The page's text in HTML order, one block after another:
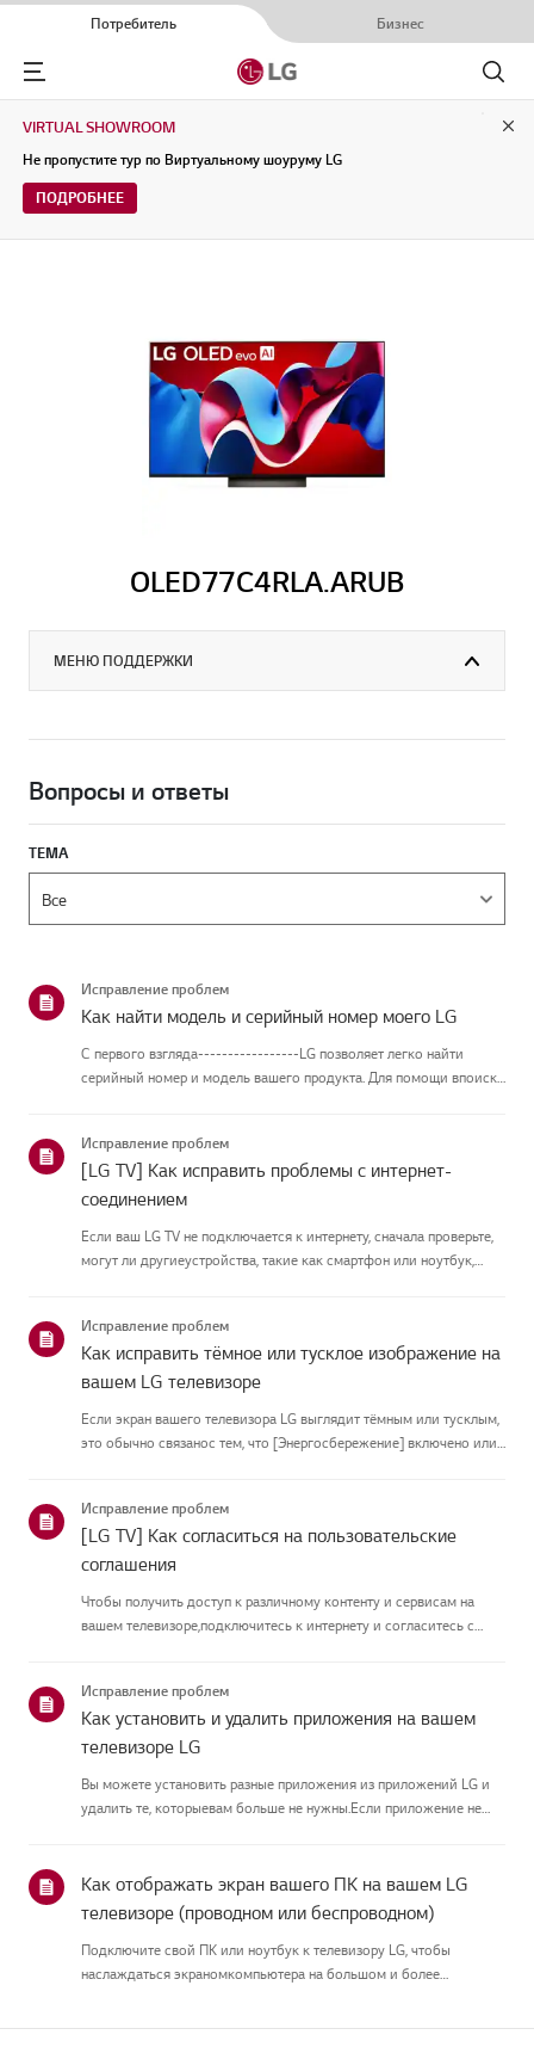
Потребитель Бизнес
Menu
Поиск
VIRTUAL SHOWROOM
Не пропустите тур по Виртуальному шоуруму LG
ПОДРОБНЕЕ
OLED77C4RLA.ARUB
МЕНЮ ПОДДЕРЖКИ
Вопросы и ответы
ТЕМА
Исправление проблем
Как найти модель и серийный номер моего LG
С первого взгляда-----------------LG позволяет легко найти
серийный номер и модель вашего продукта. Для помощи впоиске
руководство создано...
Исправление проблем
[LG TV] Как исправить проблемы с интернет-
соединением
Если ваш LG TV не подключается к интернету, сначала проверьте,
могут ли другиеустройства, такие как смартфон или ноутбук,
Исправление проблем
Как исправить тёмное или тусклое изображение на
вашем LG телевизоре
Если экран вашего телевизора LG выглядит тёмным или тусклым,
это обычно связанос тем, что [Энергосбережение] включено или
Исправление проблем
[LG TV] Как согласиться на пользовательские
соглашения
Чтобы получить доступ к различному контенту и сервисам на
вашем телевизоре,подключитесь к интернету и согласитесь с
вашеготелевизора и ...
Исправление проблем
Как установить и удалить приложения на вашем
телевизоре LG
Вы можете установить разные приложения из приложений LG и
удалить те, которыевам больше не нужны.Если приложение не
Country со...
Как отображать экран вашего ПК на вашем LG
телевизоре (проводном или беспроводном)
Подключите свой ПК или ноутбук к телевизору LG, чтобы
наслаждаться экраномкомпьютера на большом и более